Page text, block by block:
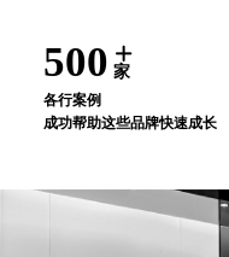
500 家
各⾏案例
成功帮助这些品牌快速成⻓